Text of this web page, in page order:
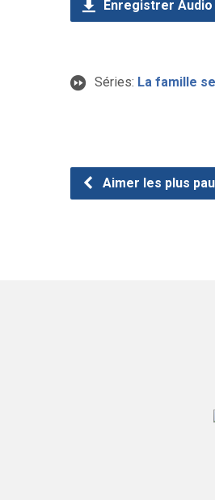
Enregistrer Audio
Séries: La famille
Aimer les plus